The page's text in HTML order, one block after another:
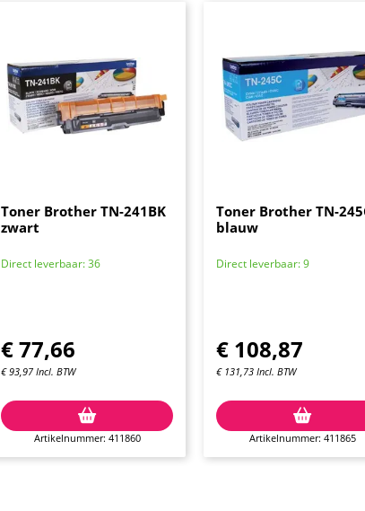
Toner Brother TN-241BK
zwart
Direct leverbaar: 36
€77,66
€93,97 Incl. BTW
Artikelnummer: 411860
Toner Brother TN-
blauw
Direct leverbaar: 9
€ 108,87
€ 131,73 Incl. BTW
Artikelnummer: 411865